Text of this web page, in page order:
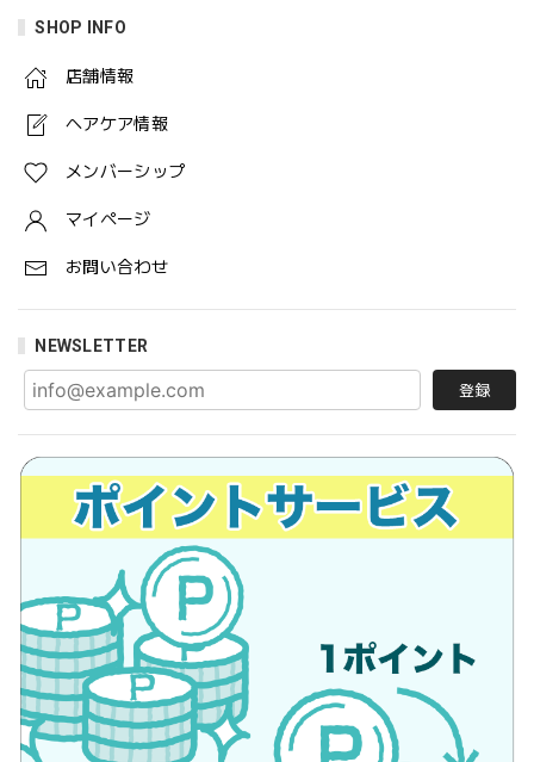
SHOP INFO
店舗情報
ヘアケア情報
メンバーシップ
マイページ
お問い合わせ
NEWSLETTER
登録